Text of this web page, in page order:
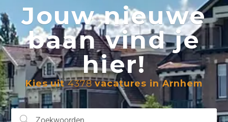
Jouw nieuwe
baan vind je
hier!
Kies uit4378vacatures in Arnhem